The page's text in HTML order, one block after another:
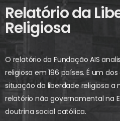
Relatório da
Religiosa
O relatório da Fundação AIS
religiosa em 196 países. É um
situação da liberdade religiosa a
relatório não governamental na
doutrina social católica.